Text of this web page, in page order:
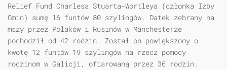
Relief Fund Charlesa Stuarta-Wortleya (członka Izby
Gmin) sumę 16 funtów 80 szylingów. Datek zebrany na
mszy przez Polaków i Rusinów w Manchesterze
pochodził od 42 rodzin. Został on powiększony o
kwotę 12 funtów 19 szylingów na rzecz pomocy
rodzinom w Galicji, ofiarowaną przez 36 rodzin.